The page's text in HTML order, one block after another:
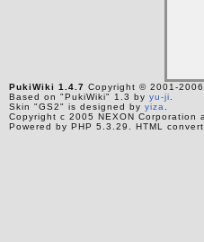
PukiWiki 1.4.7 Copyright © 2001-2006
Based on "PukiWiki" 1.3 by yu-ji
Skin "GS2" is designed by yiza
Copyright c 2005 NEXON Corporation
Powered by PHP 5.3.29. HTML